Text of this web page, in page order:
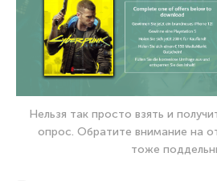
Нельзя так просто взять и
опрос. Обратите внимание на
тоже